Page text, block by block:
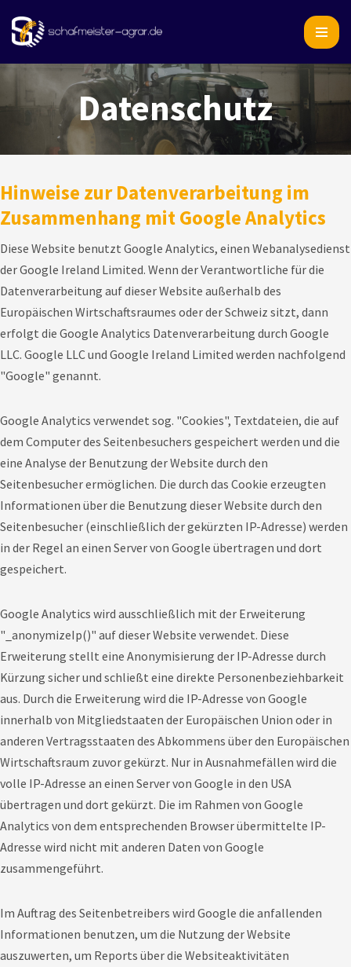
Zum
Inhalt
Datenschutz
Hinweise zur Datenverarbeitung im
Zusammenhang mit Google Analytics
Diese Website benutzt Google Analytics, einen Webanalysedienst
der Google Ireland Limited. Wenn der Verantwortliche für die
Datenverarbeitung auf dieser Website außerhalb des
Europäischen Wirtschaftsraumes oder der Schweiz sitzt, dann
erfolgt die Google Analytics Datenverarbeitung durch Google
LLC. Google LLC und Google Ireland Limited werden nachfolgend
"Google" genannt.
Google Analytics verwendet sog. "Cookies", Textdateien, die auf
dem Computer des Seitenbesuchers gespeichert werden und die
eine Analyse der Benutzung der Website durch den
Seitenbesucher ermöglichen. Die durch das Cookie erzeugten
Informationen über die Benutzung dieser Website durch den
Seitenbesucher (einschließlich der gekürzten IP-Adresse) werden
in der Regel an einen Server von Google übertragen und dort
gespeichert.
Google Analytics wird ausschließlich mit der Erweiterung
"_anonymizeIp()" auf dieser Website verwendet. Diese
Erweiterung stellt eine Anonymisierung der IP-Adresse durch
Kürzung sicher und schließt eine direkte Personenbeziehbarkeit
aus. Durch die Erweiterung wird die IP-Adresse von Google
innerhalb von Mitgliedstaaten der Europäischen Union oder in
anderen Vertragsstaaten des Abkommens über den Europäischen
Wirtschaftsraum zuvor gekürzt. Nur in Ausnahmefällen wird die
volle IP-Adresse an einen Server von Google in den USA
übertragen und dort gekürzt. Die im Rahmen von Google
Analytics von dem entsprechenden Browser übermittelte IP-
Adresse wird nicht mit anderen Daten von Google
zusammengeführt.
Im Auftrag des Seitenbetreibers wird Google die anfallenden
Informationen benutzen, um die Nutzung der Website
auszuwerten, um Reports über die Websiteaktivitäten